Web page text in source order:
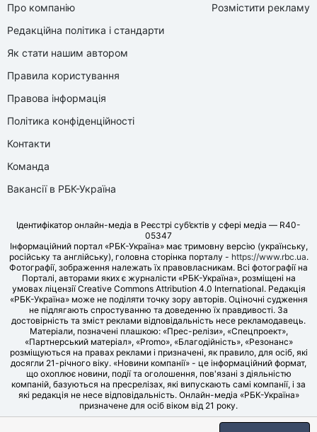
Про компанію
Редакційна політика і стандарти
Як стати нашим автором
Правила користування
Правова інформація
Політика конфіденційності
Контакти
Команда
Вакансії в РБК-Україна
Розмістити рекламу
Ідентифікатор онлайн-медіа в Реєстрі суб’єктів у сфері медіа — R40-
05347
Інформаційний портал «РБК-Україна» має тримовну версію (українську,
російську та англійську), головна сторінка порталу - https://www.rbc.ua.
Фотографії, зображення належать їх правовласникам. Всі фотографії на
Порталі, авторами яких є журналісти «РБК-Україна», розміщені на
умовах ліцензії Creative Commons Attribution 4.0 International. Редакція
«РБК-Україна» може не поділяти точку зору авторів. Оціночні судження
не підлягають спростуванню та доведенню їх правдивості. За
достовірність та зміст реклами відповідальність несе рекламодавець.
Матеріали, позначені плашкою: «Прес-релізи», «Спецпроект»,
«Партнерський матеріал», «Promo», «Благодійність», «Резонанс»
розміщуються на правах реклами і призначені, як правило, для осіб, які
досягли 21-річного віку. «Новини компанії» - це інформаційний формат,
що охоплює новини, події та оголошення, пов'язані з діяльністю
компаній, базуються на пресрелізах, які випускають самі компанії, і за
які редакція не несе відповідальність. Онлайн-медіа «РБК-Україна»
призначене для осіб віком від 21 року.
© LLC «UBT MEDIA», 2006-2026.